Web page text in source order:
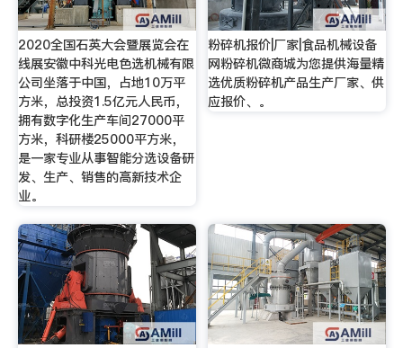
2020全国石英大会暨展览会在
线展安徽中科光电色选机械有限
公司坐落于中国，占地10万平
方米，总投资1.5亿元人民币，
拥有数字化生产车间27000平
方米，科研楼25000平方米，
是一家专业从事智能分选设备研
发、生产、销售的高新技术企
业。
粉碎机报价|厂家|食品机械设备
网粉碎机微商城为您提供海量精
选优质粉碎机产品生产厂家、供
应报价、。